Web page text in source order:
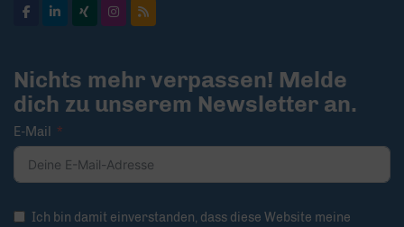
Nichts mehr verpassen! Melde
dich zu unserem Newsletter an.
E-Mail
Ich bin damit einverstanden, dass diese Website meine